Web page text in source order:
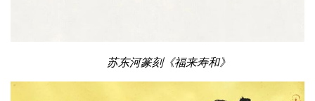
苏东河篆刻《福来寿和》